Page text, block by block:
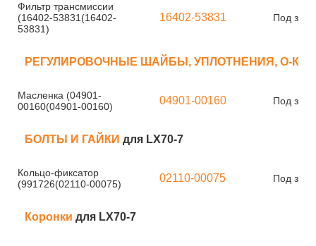
Фильтр трансмиссии
(16402-53831(16402-
53831)
16402-53831 Под
РЕГУЛИРОВОЧНЫЕ ШАЙБЫ, УПЛОТНЕНИЯ, О-
Масленка (04901-
00160(04901-00160)
04901-00160 Под
БОЛТЫ И ГАЙКИ для LX70-7
Кольцо-фиксатор
(991726(02110-00075)
02110-00075 Под
Коронки для LX70-7